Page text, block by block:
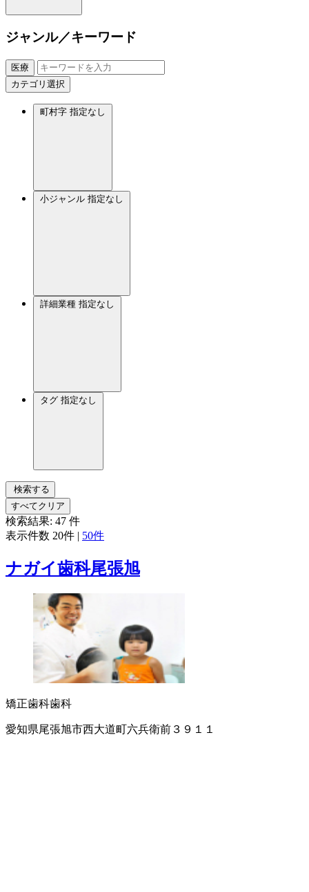
ジャンル／キーワード
医療
カテゴリ選択
町村字 指定なし
小ジャンル 指定なし
詳細業種 指定なし
タグ 指定なし
検索する
すべてクリア
検索結果: 47 件
表示件数 20件 | 50件
ナガイ歯科尾張旭
矯正歯科歯科
愛知県尾張旭市西大道町六兵衛前３９１１